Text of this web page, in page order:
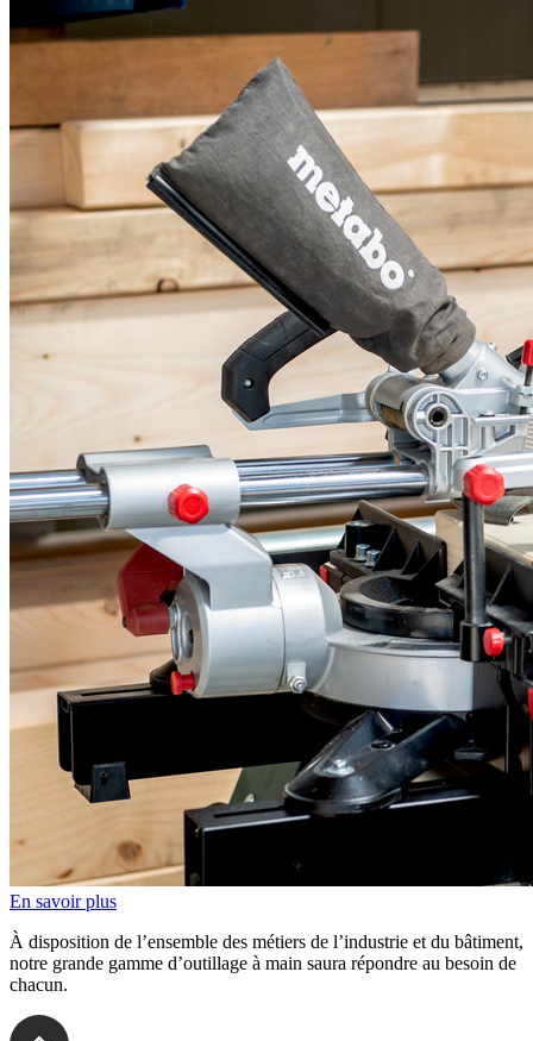
En savoir plus
À disposition de l’ensemble des métiers de l’industrie et du bâtiment,
notre grande gamme d’outillage à main saura répondre au besoin de
chacun.